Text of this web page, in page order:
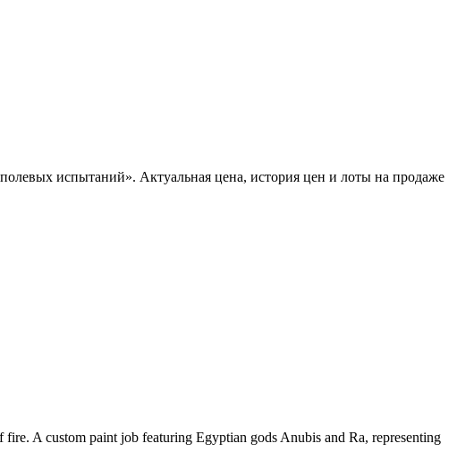
испытаний». Актуальная цена, история цен и лоты на продаже
A custom paint job featuring Egyptian gods Anubis and Ra, representing